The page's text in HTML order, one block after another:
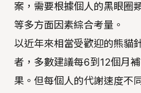
案，需要根據個人的黑眼圈
等多方面因素綜合考量。
以近年來相當受歡迎的熊貓
者，多數建議每6到12個月
果。但每個人的代謝速度不